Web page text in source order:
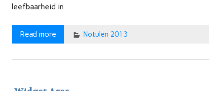
leefbaarheid in
Read more Notulen 2013